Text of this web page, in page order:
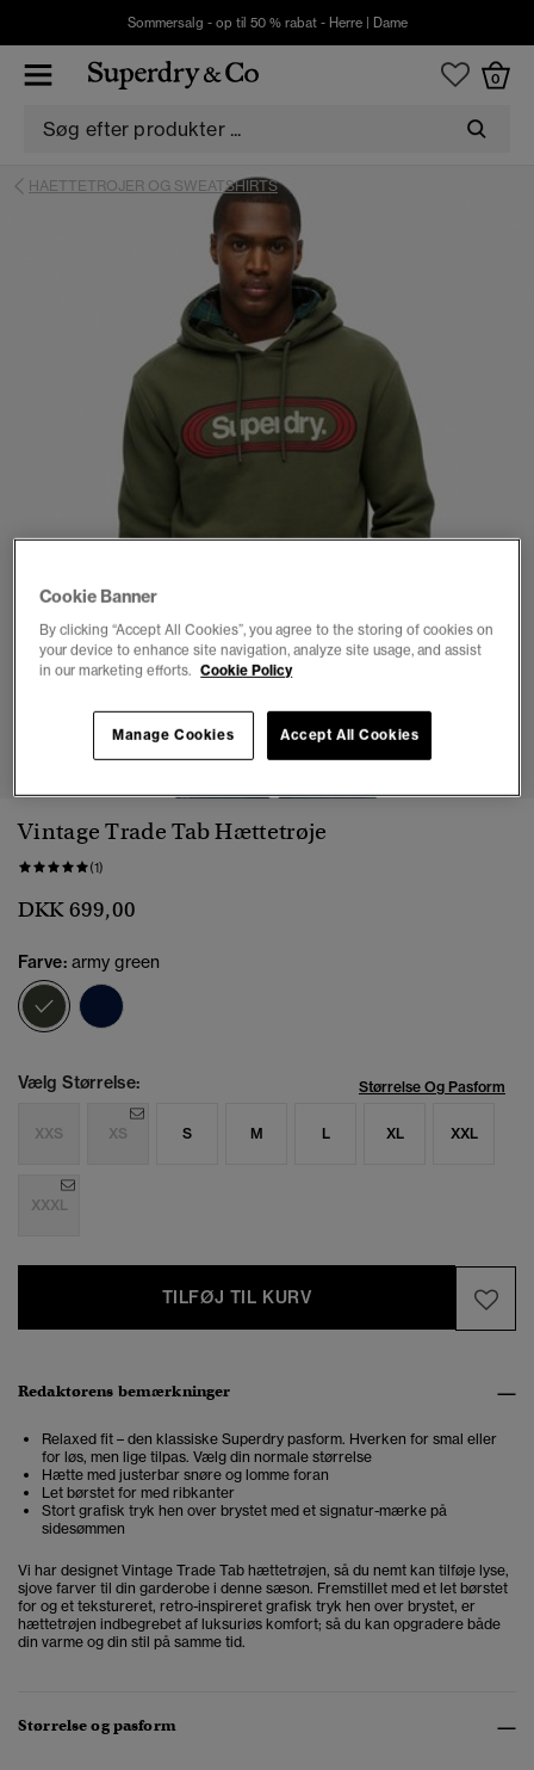
Sommersalg - op til 50 % rabat - Herre| Dame
0
HAETTETROJER OG SWEATSHIRTS
1 2 4 5 6
Vintage Trade Tab Hættetrøje
(1)
DKK 699,00
Farve: army green
valgt
Vælg Størrelse: Størrelse Og Pasform
XXS XS S M L XL XXL
XXXL
TILFØJ TIL KURV
Redaktørens bemærkninger
Relaxed fit – den klassiske Superdry pasform. Hverken for smal eller
for løs, men lige tilpas. Vælg din normale størrelse
Hætte med justerbar snøre og lomme foran
Let børstet for med ribkanter
Stort grafisk tryk hen over brystet med et signatur-mærke på
sidesømmen
Vi har designet Vintage Trade Tab hættetrøjen, så du nemt kan tilføje lyse,
sjove farver til din garderobe i denne sæson. Fremstillet med et let børstet
for og et tekstureret, retro-inspireret grafisk tryk hen over brystet, er
hættetrøjen indbegrebet af luksuriøs komfort; så du kan opgradere både
din varme og din stil på samme tid.
Størrelse og pasform
Cookie Banner
By clicking “Accept All Cookies”, you agree to the storing of cookies on
your device to enhance site navigation, analyze site usage, and assist
in our marketing efforts. Cookie Policy
Accept All Cookies
Manage Cookies